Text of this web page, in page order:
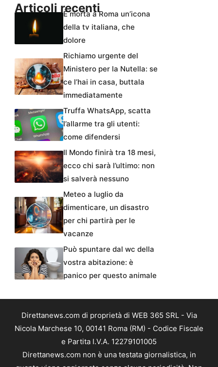
Articoli recentiÈ morta a Roma un’icona
della tv italiana, che
dolore
Richiamo urgente del
Ministero per la Nutella: se
ce l’hai in casa, buttala
immediatamente
Truffa WhatsApp, scatta
l’allarme tra gli utenti:
come difendersi
Il Mondo finirà tra 18 mesi,
ecco chi sarà l’ultimo: non
si salverà nessuno
Meteo a luglio da
dimenticare, un disastro
per chi partirà per le
vacanze
Può spuntare dal wc della
vostra abitazione: è
panico per questo animale
Direttanews.com di proprietà di WEB 365 SRL - Via
Nicola Marchese 10, 00141 Roma (RM) - Codice Fiscale
e Partita I.V.A. 12279101005
Direttanews.com non è una testata giornalistica, in